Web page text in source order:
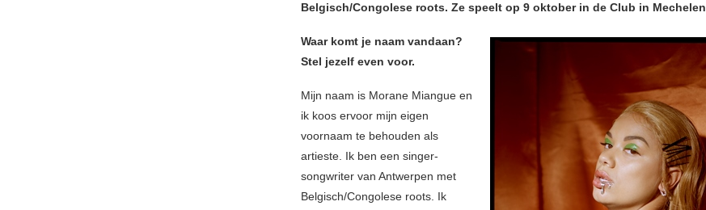
Belgisch/Congolese roots. Ze speelt op 9 oktober in de Club in Mechelen
Waar komt je naam vandaan?
Stel jezelf even voor.
Mijn naam is Morane Miangue en
ik koos ervoor mijn eigen
voornaam te behouden als
artieste. Ik ben een singer-
songwriter van Antwerpen met
Belgisch/Congolese roots. Ik